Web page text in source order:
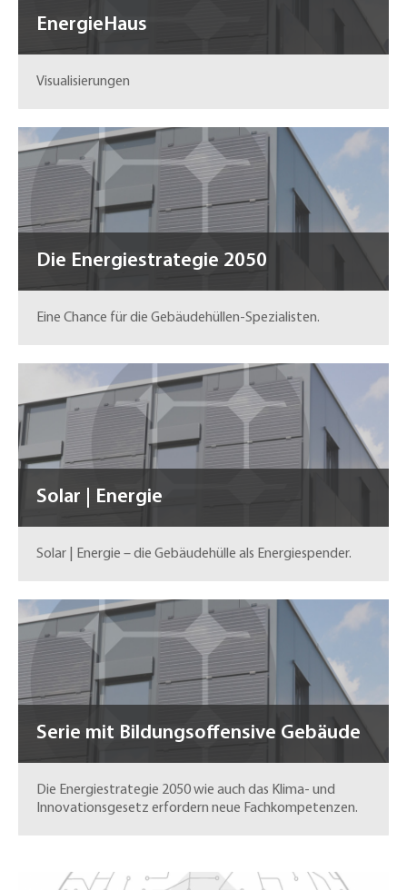
EnergieHaus
Visualisierungen
Die Energiestrategie 2050
Eine Chance für die Gebäudehüllen-Spezialisten.
Solar | Energie
Solar | Energie – die Gebäudehülle als Energiespender.
Serie mit Bildungsoffensive Gebäude
Die Energiestrategie 2050 wie auch das Klima- und
Innovationsgesetz erfordern neue Fachkompetenzen.